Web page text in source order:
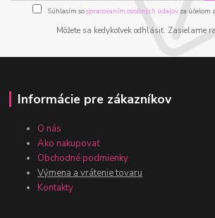
Súhlasím sospracovaním osobných údajov za účelom
Môžete sa kedykoľvek odhlásiť. Zasielame
Informácie pre zákazníkov
O nás
Ako nakupovať
Obchodné podmienky
Výmena a vrátenie tovaru
Kontakty